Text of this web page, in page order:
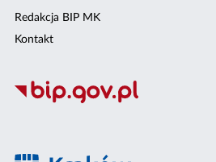
Redakcja BIP MK
Kontakt